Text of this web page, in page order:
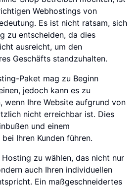
Webhostings von
Es ist nicht ratsam, sich
zu entscheiden, da dies
ausreicht, um den
Geschäfts standzuhalten.
Paket mag zu Beginn
jedoch kann es zu
wenn Ihre Website aufgrund von
nicht erreichbar ist. Dies
und einem
Ihren Kunden führen.
zu wählen, das nicht nur
auch Ihren individuellen
Ein maßgeschneidertes